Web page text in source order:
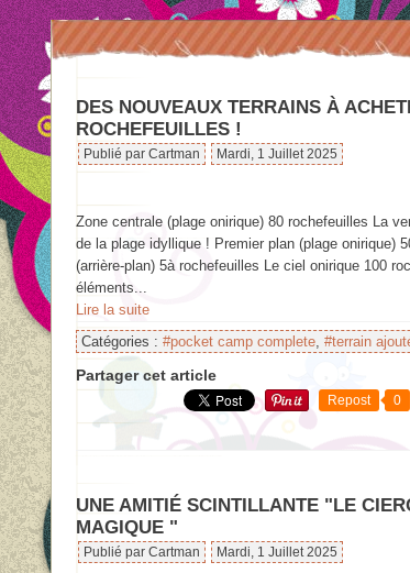
DES NOUVEAUX TERRAINS À
ROCHEFEUILLES !
Publié par Cartman Mardi, 1 Juillet 2025
Zone centrale (plage onirique) 80 rochefeuilles La
de la plage idyllique ! Premier plan (plage onirique)
(arrière-plan) 5à rochefeuilles Le ciel onirique 100
éléments...
Lire la suite
Catégories : #pocket camp complete, #terrain
Partager cet article
Repost 0
UNE AMITIÉ SCINTILLANTE "LE
MAGIQUE "
Publié par Cartman Mardi, 1 Juillet 2025